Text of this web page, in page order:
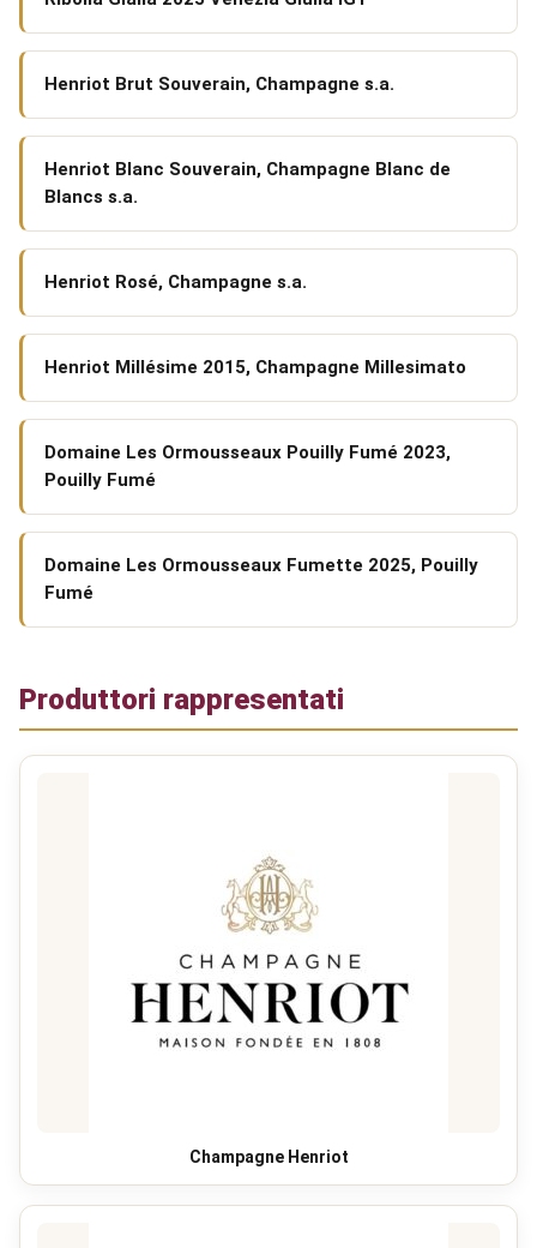
Henriot Brut Souverain, Champagne s.a.
Henriot Blanc Souverain, Champagne Blanc de
Blancs s.a.
Henriot Rosé, Champagne s.a.
Henriot Millésime 2015, Champagne Millesimato
Domaine Les Ormousseaux Pouilly Fumé 2023,
Pouilly Fumé
Domaine Les Ormousseaux Fumette 2025, Pouilly
Fumé
Produttori rappresentati
Champagne Henriot